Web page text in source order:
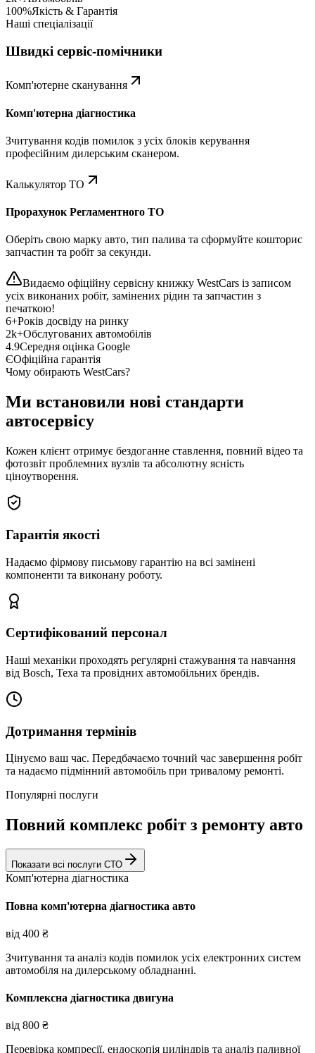
100%Якість & Гарантія
Наші спеціалізації
Швидкі сервіс-помічники
Комп'ютерне сканування
Комп'ютерна діагностика
Зчитування кодів помилок з усіх блоків керування
професійним дилерським сканером.
Калькулятор ТО
Прорахунок Регламентного ТО
Оберіть свою марку авто, тип палива та сформуйте кошторис
запчастин та робіт за секунди.
Видаємо офіційну сервісну книжку WestCars із записом
усіх виконаних робіт, замінених рідин та запчастин з
печаткою!
6+Років досвіду на ринку
2k+Обслугованих автомобілів
4.9Середня оцінка Google
ЄОфіційна гарантія
Чому обирають WestCars?
Ми встановили нові стандарти
автосервісу
Кожен клієнт отримує бездоганне ставлення, повний відео та
фотозвіт проблемних вузлів та абсолютну ясність
ціноутворення.
Гарантія якості
Надаємо фірмову письмову гарантію на всі замінені
компоненти та виконану роботу.
Сертифікований персонал
Наші механіки проходять регулярні стажування та навчання
від Bosch, Texa та провідних автомобільних брендів.
Дотримання термінів
Цінуємо ваш час. Передбачаємо точний час завершення робіт
та надаємо підмінний автомобіль при тривалому ремонті.
Популярні послуги
Повний комплекс робіт з ремонту авто
Показати всі послуги СТО
Комп'ютерна діагностика
Повна комп'ютерна діагностика авто
від 400 ₴
Зчитування та аналіз кодів помилок усіх електронних систем
автомобіля на дилерському обладнанні.
Комплексна діагностика двигуна
від 800 ₴
Перевірка компресії, ендоскопія циліндрів та аналіз паливної